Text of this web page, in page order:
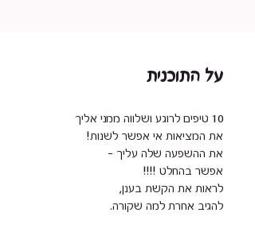
על התוכנית
להגיב אחרת למה שקורה.